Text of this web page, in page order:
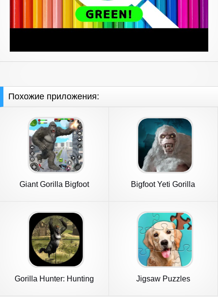
Похожие приложения:
Giant Gorilla Bigfoot
Bigfoot Yeti Gorilla
Gorilla Hunter: Hunting
Jigsaw Puzzles